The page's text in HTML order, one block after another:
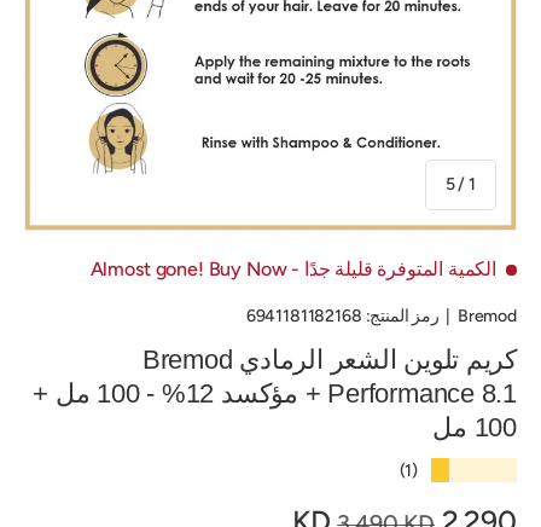
1
/من
5
الكمية المتوفرة قليلة جدًا - Almost gone! Buy Now
Bremod رمز المنتج: 6941181182168
كريم تلوين الشعر الرمادي Bremod
Performance 8.1 + مؤكسد 12% - 100 مل +
100 مل
(1)